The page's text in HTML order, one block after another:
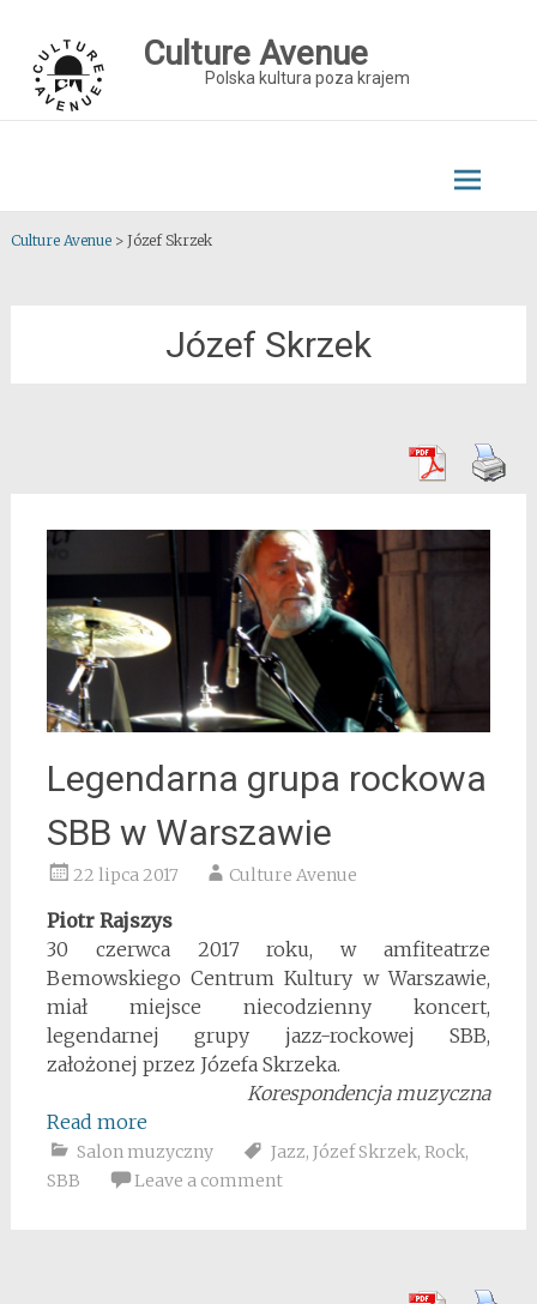
content
Culture Avenue
Polska kultura poza krajem
Culture Avenue> Józef Skrzek
Józef Skrzek
Legendarna grupa rockowa
SBB w Warszawie
22 lipca 2017 Culture Avenue
Piotr Rajszys
30 czerwca 2017 roku, w amfiteatrze
Bemowskiego Centrum Kultury w Warszawie,
miał miejsce niecodzienny koncert,
legendarnej grupy jazz-rockowej SBB,
założonej przez Józefa Skrzeka.
Korespondencja muzyczna
Read more
Salon muzyczny Jazz, Józef Skrzek, Rock,
SBB
Leave a comment